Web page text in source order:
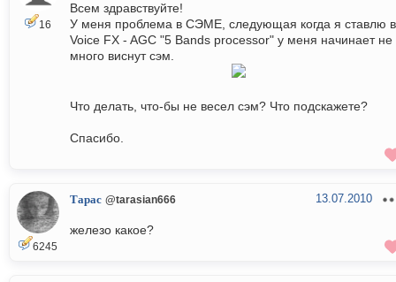
16
Всем здравствуйте!
У меня проблема в СЭМЕ, следующая когда я ставлю в
Voice FX - AGC "5 Bands processor" у меня начинает не
много виснут сэм.
Что делать, что-бы не весел сэм? Что подскажете?
Спасибо.
6245
Тарас @tarasian666 13.07.2010
железо какое?